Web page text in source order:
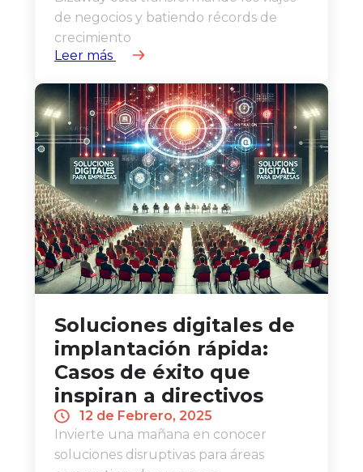
de negocios y batiendo récords de
crecimiento
Leer más
Soluciones digitales de
implantación rápida:
Casos de éxito que
inspiran a directivos
12 de Febrero, 2025
Invierte una mañana en conocer
soluciones disruptivas para áreas